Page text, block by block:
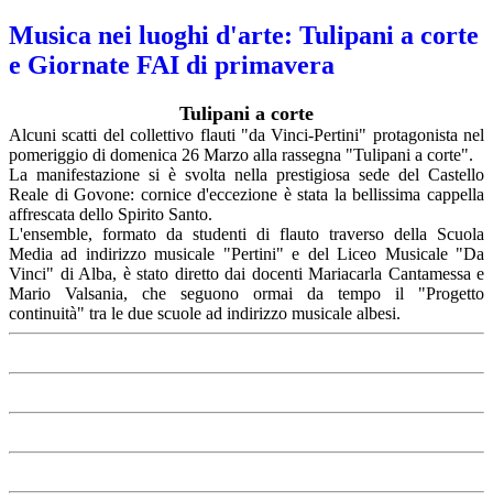
Musica nei luoghi d'arte: Tulipani a corte
e Giornate FAI di primavera
Tulipani a corte
Alcuni scatti del collettivo flauti "da Vinci-Pertini" protagonista nel
pomeriggio di domenica 26 Marzo alla rassegna "Tulipani a corte".
La manifestazione si è svolta nella prestigiosa sede del Castello
Reale di Govone: cornice d'eccezione è stata la bellissima cappella
affrescata dello Spirito Santo.
L'ensemble, formato da studenti di flauto traverso della Scuola
Media ad indirizzo musicale "Pertini" e del Liceo Musicale "Da
Vinci" di Alba, è stato diretto dai docenti Mariacarla Cantamessa e
Mario Valsania, che seguono ormai da tempo il "Progetto
continuità" tra le due scuole ad indirizzo musicale albesi.